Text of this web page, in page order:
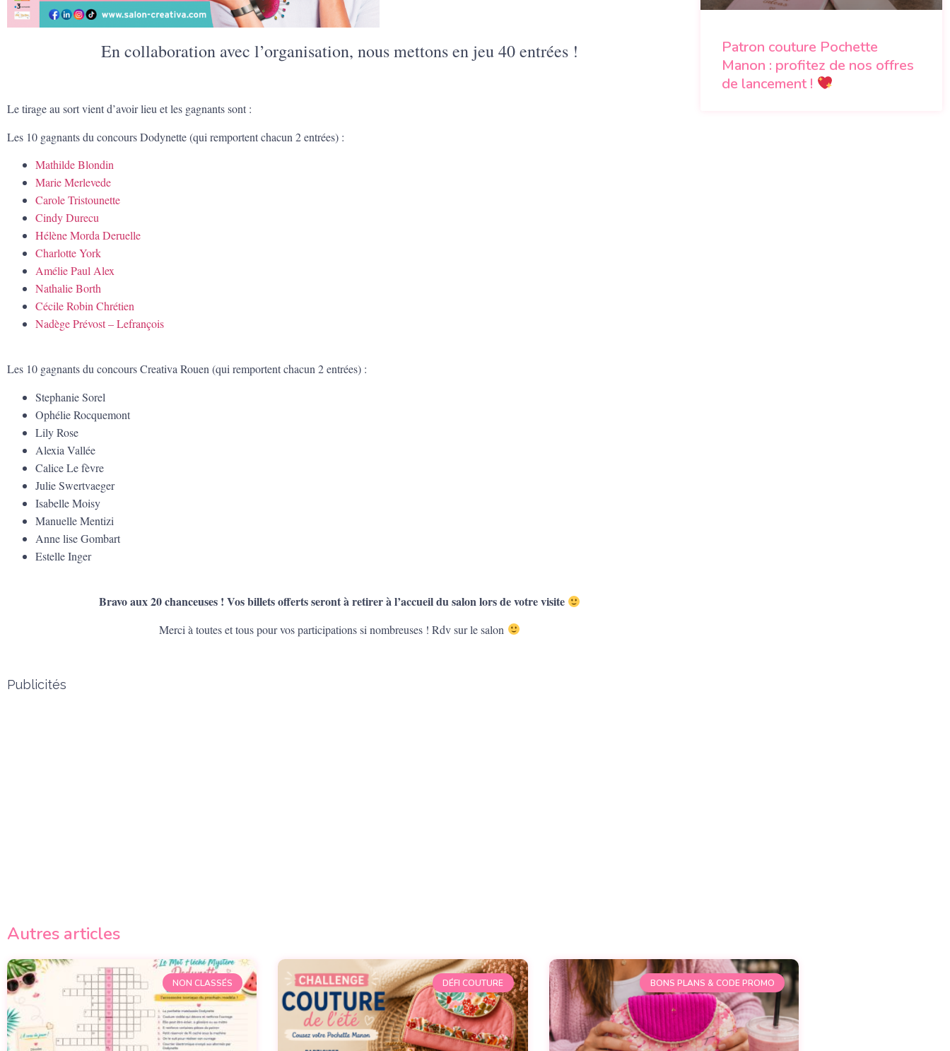
En collaboration avec l’organisation, nous mettons en jeu 40 entrées !
Le tirage au sort vient d’avoir lieu et les gagnants sont :
Les 10 gagnants du concours Dodynette (qui remportent chacun 2 entrées) :
Mathilde Blondin
Marie Merlevede
Carole Tristounette
Cindy Durecu
Hélène Morda Deruelle
Charlotte York
Amélie Paul Alex
Nathalie Borth
Cécile Robin Chrétien
Nadège Prévost – Lefrançois
Les 10 gagnants du concours Creativa Rouen (qui remportent chacun 2 entrées) :
Stephanie Sorel
Ophélie Rocquemont
Lily Rose
Alexia Vallée
Calice Le fèvre
Julie Swertvaeger
Isabelle Moisy
Manuelle Mentizi
Anne lise Gombart
Estelle Inger
Bravo aux 20 chanceuses ! Vos billets offerts seront à retirer à l’accueil du salon lors de votre visite
Merci à toutes et tous pour vos participations si nombreuses ! Rdv sur le salon
Publicités
Patron couture Pochette
Manon : profitez de nos offres
de lancement !
Autres articles
NON CLASSÉS DÉFI COUTURE BONS PLANS & CODE PROMO